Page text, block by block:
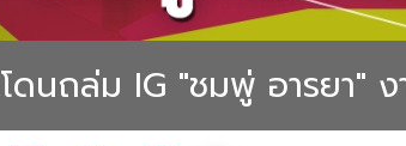
โดนถล่ม IG "ชมพู่ อารยา" ง